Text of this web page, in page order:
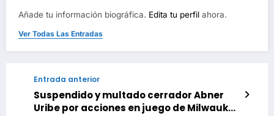
Añade tu información biográfica. Edita tu perfil ahora.
Ver Todas Las Entradas
Entrada anterior
Suspendido y multado cerrador Abner
Uribe por acciones en juego de Milwaukee